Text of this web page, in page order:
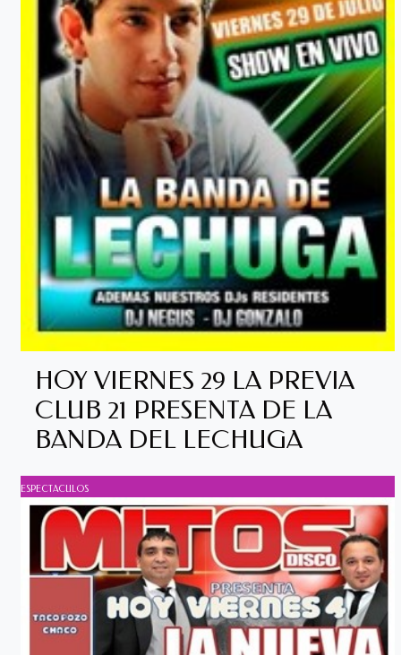
HOY VIERNES 29 LA PREVIA
CLUB 21 PRESENTA DE LA
BANDA DEL LECHUGA
ESPECTACULOS